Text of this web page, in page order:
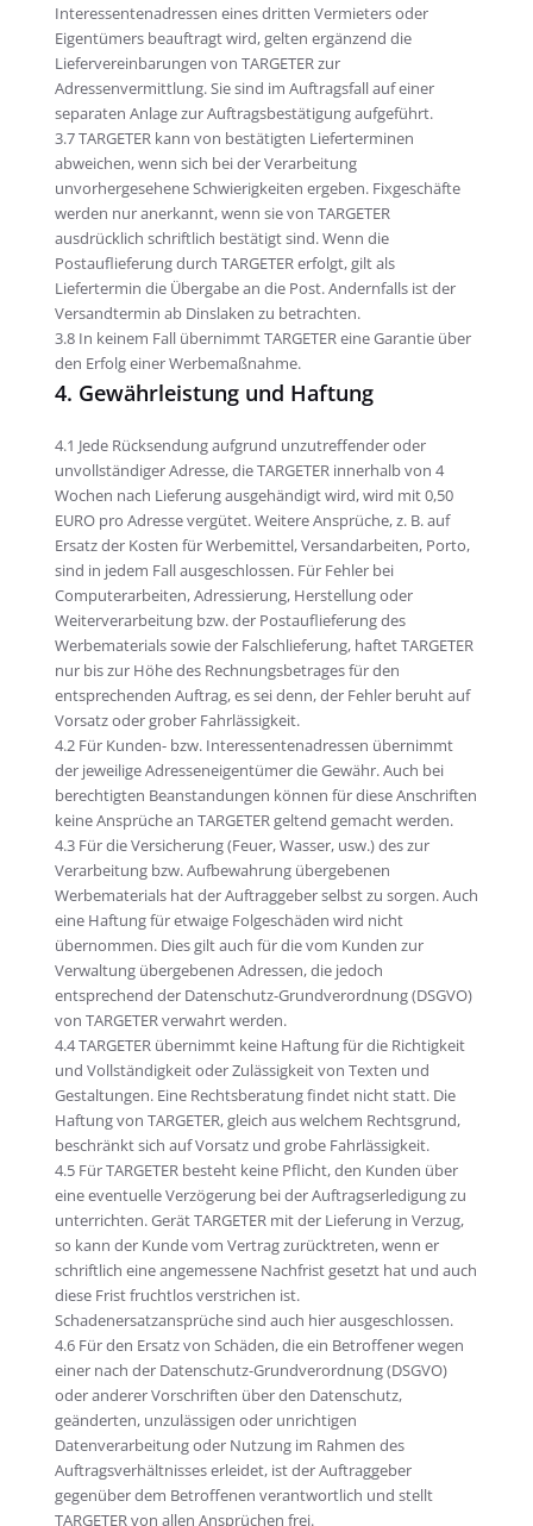
Interessentenadressen eines dritten Vermieters oder
Eigentümers beauftragt wird, gelten ergänzend die
Liefervereinbarungen von TARGETER zur
Adressenvermittlung. Sie sind im Auftragsfall auf einer
separaten Anlage zur Auftragsbestätigung aufgeführt.
3.7 TARGETER kann von bestätigten Lieferterminen
abweichen, wenn sich bei der Verarbeitung
unvorhergesehene Schwierigkeiten ergeben. Fixgeschäfte
werden nur anerkannt, wenn sie von TARGETER
ausdrücklich schriftlich bestätigt sind. Wenn die
Postauflieferung durch TARGETER erfolgt, gilt als
Liefertermin die Übergabe an die Post. Andernfalls ist der
Versandtermin ab Dinslaken zu betrachten.
3.8 In keinem Fall übernimmt TARGETER eine Garantie über
den Erfolg einer Werbemaßnahme.
4. Gewährleistung und Haftung
4.1 Jede Rücksendung aufgrund unzutreffender oder
unvollständiger Adresse, die TARGETER innerhalb von 4
Wochen nach Lieferung ausgehändigt wird, wird mit 0,50
EURO pro Adresse vergütet. Weitere Ansprüche, z. B. auf
Ersatz der Kosten für Werbemittel, Versandarbeiten, Porto,
sind in jedem Fall ausgeschlossen. Für Fehler bei
Computerarbeiten, Adressierung, Herstellung oder
Weiterverarbeitung bzw. der Postauflieferung des
Werbematerials sowie der Falschlieferung, haftet TARGETER
nur bis zur Höhe des Rechnungsbetrages für den
entsprechenden Auftrag, es sei denn, der Fehler beruht auf
Vorsatz oder grober Fahrlässigkeit.
4.2 Für Kunden- bzw. Interessentenadressen übernimmt
der jeweilige Adresseneigentümer die Gewähr. Auch bei
berechtigten Beanstandungen können für diese Anschriften
keine Ansprüche an TARGETER geltend gemacht werden.
4.3 Für die Versicherung (Feuer, Wasser, usw.) des zur
Verarbeitung bzw. Aufbewahrung übergebenen
Werbematerials hat der Auftraggeber selbst zu sorgen. Auch
eine Haftung für etwaige Folgeschäden wird nicht
übernommen. Dies gilt auch für die vom Kunden zur
Verwaltung übergebenen Adressen, die jedoch
entsprechend der Datenschutz-Grundverordnung (DSGVO)
von TARGETER verwahrt werden.
4.4 TARGETER übernimmt keine Haftung für die Richtigkeit
und Vollständigkeit oder Zulässigkeit von Texten und
Gestaltungen. Eine Rechtsberatung findet nicht statt. Die
Haftung von TARGETER, gleich aus welchem Rechtsgrund,
beschränkt sich auf Vorsatz und grobe Fahrlässigkeit.
4.5 Für TARGETER besteht keine Pflicht, den Kunden über
eine eventuelle Verzögerung bei der Auftragserledigung zu
unterrichten. Gerät TARGETER mit der Lieferung in Verzug,
so kann der Kunde vom Vertrag zurücktreten, wenn er
schriftlich eine angemessene Nachfrist gesetzt hat und auch
diese Frist fruchtlos verstrichen ist.
Schadenersatzansprüche sind auch hier ausgeschlossen.
4.6 Für den Ersatz von Schäden, die ein Betroffener wegen
einer nach der Datenschutz-Grundverordnung (DSGVO)
oder anderer Vorschriften über den Datenschutz,
geänderten, unzulässigen oder unrichtigen
Datenverarbeitung oder Nutzung im Rahmen des
Auftragsverhältnisses erleidet, ist der Auftraggeber
gegenüber dem Betroffenen verantwortlich und stellt
TARGETER von allen Ansprüchen frei.